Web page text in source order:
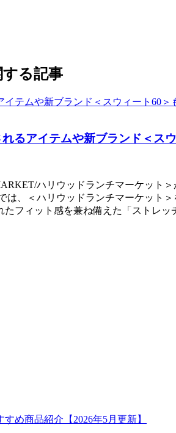
する記事
るアイテムや新ブランド＜ス
ハリウッドランチマーケット
、＜ハリウッドランチマーケット
フィット感を兼ね備えた「ストレ